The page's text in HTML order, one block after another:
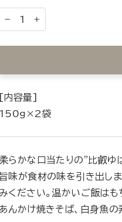
[内容量]
150ｇ×2袋
らかな口当たりの"比叡ゆ
旨味が食材の味を引き出し
みください。温かいご飯は
あんかけ焼きそば、白身魚の